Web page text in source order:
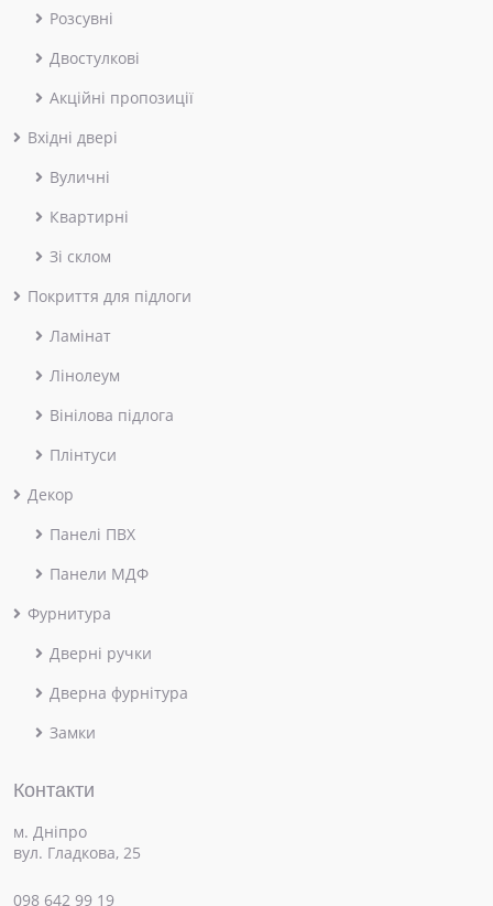
Розсувні
Двостулкові
Акційні пропозиції
Вхідні двері
Вуличні
Квартирні
Зі склом
Покриття для підлоги
Ламінат
Лінолеум
Вінілова підлога
Плінтуси
Декор
Панелі ПВХ
Панели МДФ
Фурнитура
Дверні ручки
Дверна фурнітура
Замки
Контакти
м. Дніпро
вул. Гладкова, 25
098 642 99 19